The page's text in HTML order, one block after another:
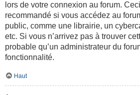
lors de votre connexion au forum.
recommandé si vous accédez au
public, comme une librairie, un
etc. Si vous n’arrivez pas à trouver
probable qu’un administrateur du
fonctionnalité.
Haut